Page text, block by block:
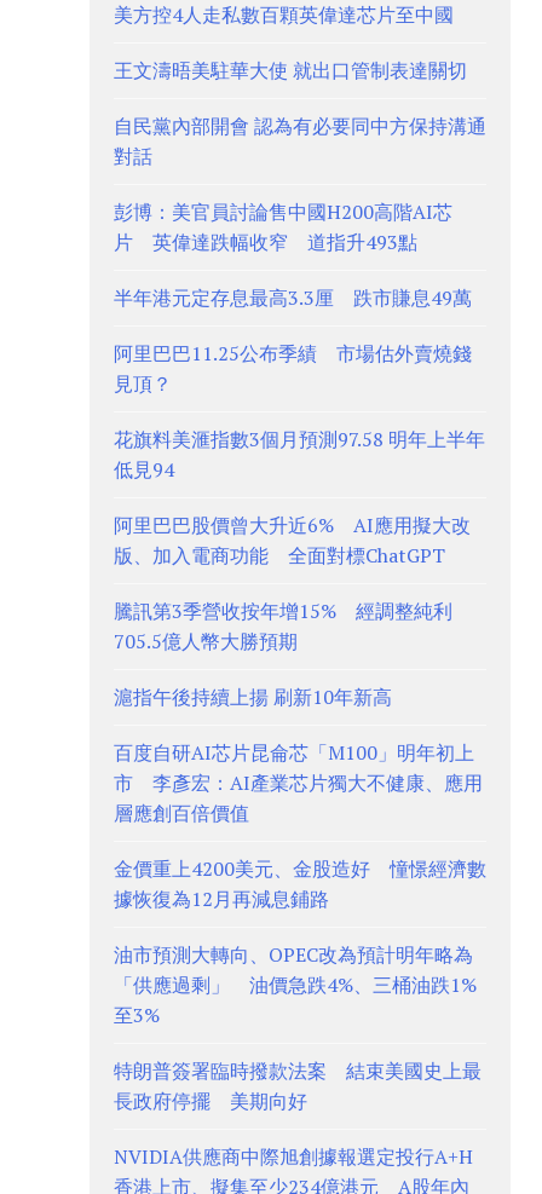
美方控4人走私數百顆英偉達芯片至中國
王文濤晤美駐華大使 就出口管制表達關切
自民黨內部開會 認為有必要同中方保持溝通
對話
彭博：美官員討論售中國H200高階AI芯
片 英偉達跌幅收窄 道指升493點
半年港元定存息最高3.3厘 跌市賺息49萬
阿里巴巴11.25公布季績 市場估外賣燒錢
見頂？
花旗料美滙指數3個月預測97.58 明年上半年
低見94
阿里巴巴股價曾大升近6% AI應用擬大改
版、加入電商功能 全面對標ChatGPT
騰訊第3季營收按年增15% 經調整純利
705.5億人幣大勝預期
滬指午後持續上揚 刷新10年新高
百度自研AI芯片昆侖芯「M100」明年初上
市 李彥宏：AI產業芯片獨大不健康、應用
層應創百倍價值
金價重上4200美元、金股造好 憧憬經濟數
據恢復為12月再減息鋪路
油市預測大轉向、OPEC改為預計明年略為
「供應過剩」 油價急跌4%、三桶油跌1%
至3%
特朗普簽署臨時撥款法案 結束美國史上最
長政府停擺 美期向好
NVIDIA供應商中際旭創據報選定投行A+H
香港上市、擬集至少234億港元 A股年內